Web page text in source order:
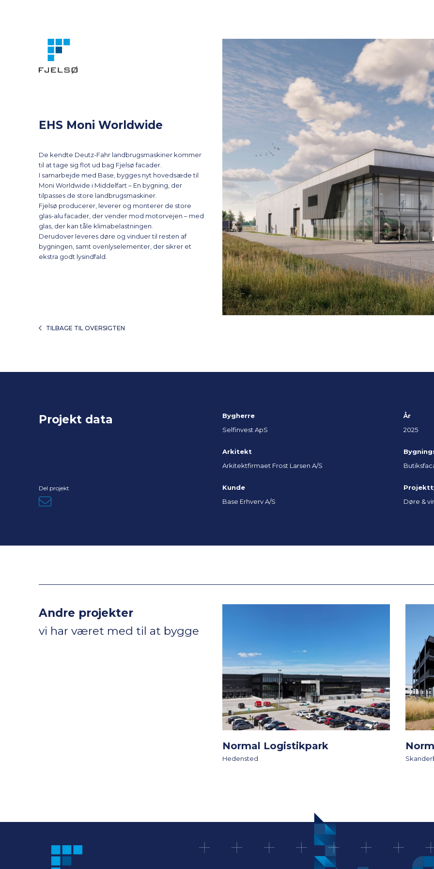
EHS Moni Worldwide
De kendte Deutz-Fahr landbrugsmaskiner kommer
til at tage sig flot ud bag Fjelsø facader.
I samarbejde med Base, bygges nyt hovedsæde til
Moni Worldwide i Middelfart – En bygning, der
tilpasses de store landbrugsmaskiner.
Fjelsø producerer, leverer og monterer de store
glas-alu facader, der vender mod motorvejen – med
glas, der kan tåle klimabelastningen.
Derudover leveres døre og vinduer til resten af
bygningen, samt ovenlyselementer, der sikrer et
ekstra godt lysindfald.
TILBAGE TIL OVERSIGTEN
Projekt data
Bygherre
Selfinvest ApS
År
2025
Arkitekt
Arkitektfirmaet Frost Larsen A/S
Kunde
Base Erhverv A/S
Døre &
Del projekt
Andre projekter
vi har været med til at bygge
Normal Logistikpark
Hedensted